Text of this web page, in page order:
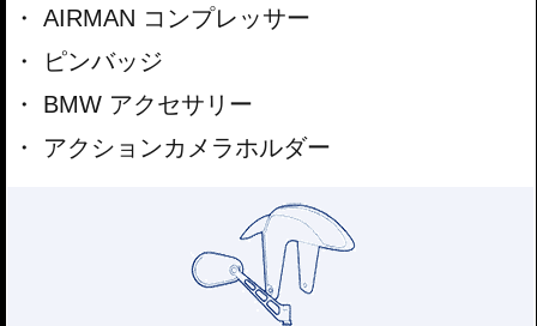
AIRMAN コンプレッサー
ピンバッジ
BMW アクセサリー
アクションカメラホルダー